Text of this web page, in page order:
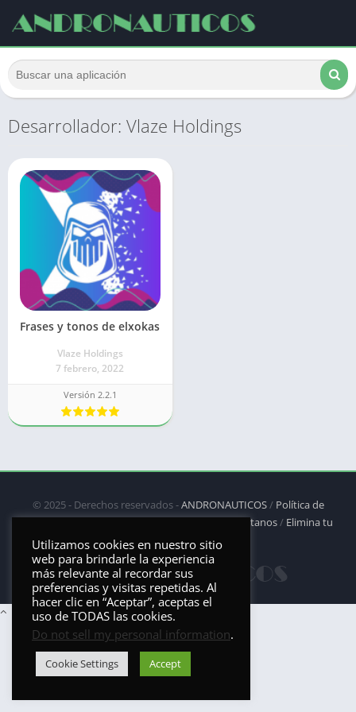
Desarrollador: Vlaze Holdings
Frases y tonos de elxokas
Vlaze Holdings
7 febrero, 2022
Versión 2.2.1
© 2025 - Derechos reservados -ANDRONAUTICOS/ Política de
privacidad/Política de Cookies/DMCA/Contáctanos/ Elimina tu
aplicación
Utilizamos cookies en nuestro sitio
web para brindarle la experiencia
más relevante al recordar sus
preferencias y visitas repetidas. Al
hacer clic en “Aceptar”, aceptas el
uso de TODAS las cookies.
Do not sell my personal information.
Cookie Settings Accept